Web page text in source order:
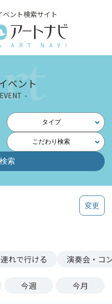
ント検索サイト
ベント
タイプ
こだわり検索
れで行ける 演奏会・コ
今週 今月